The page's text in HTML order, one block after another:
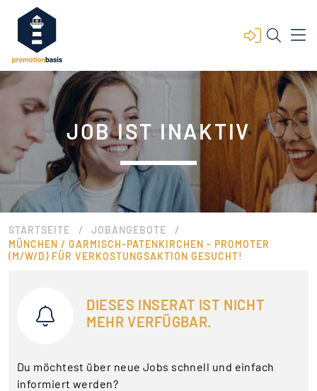
JOB IST INAKTIV
STARTSEITE / JOBANGEBOTE /
MÜNCHEN / GARMISCH-PATENKIRCHEN - PROMOTER
(M/W/D) FÜR VERKOSTUNGSAKTION GESUCHT!
DIESES INSERAT IST NICHT
MEHR VERFÜGBAR.
Du möchtest über neue Jobs schnell und einfach
informiert werden?